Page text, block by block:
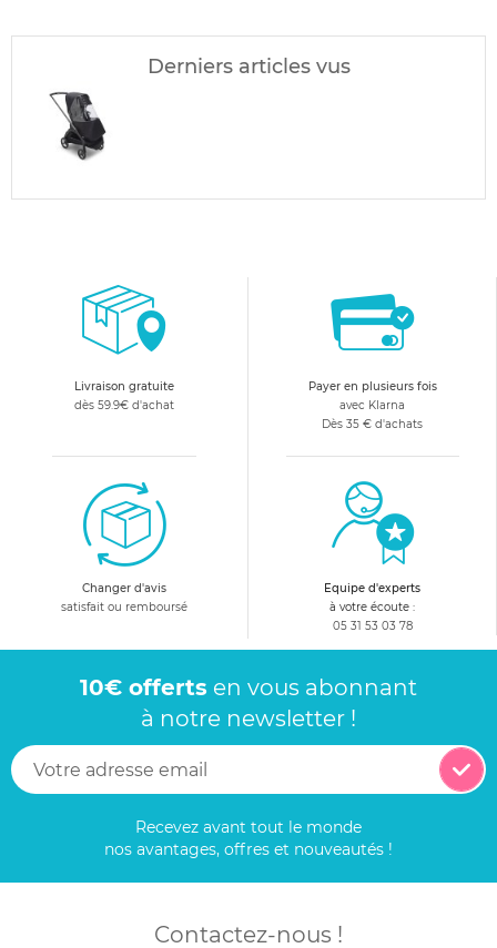
Derniers articles vus
Livraison gratuite
dès 59.9€ d'achat
Payer en plusieurs fois
avec Klarna
Dès 35 € d'achats
Changer d'avis
satisfait ou remboursé
Equipe d'experts
à votre écoute :
05 31 53 03 78
10€ offerts en vous abonnant
à notre newsletter !
Recevez avant tout le monde
nos avantages, offres et nouveautés !
Contactez-nous !